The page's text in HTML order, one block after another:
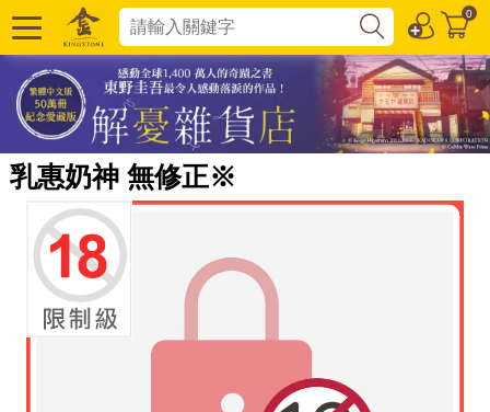
0
乳惠奶神 無修正※